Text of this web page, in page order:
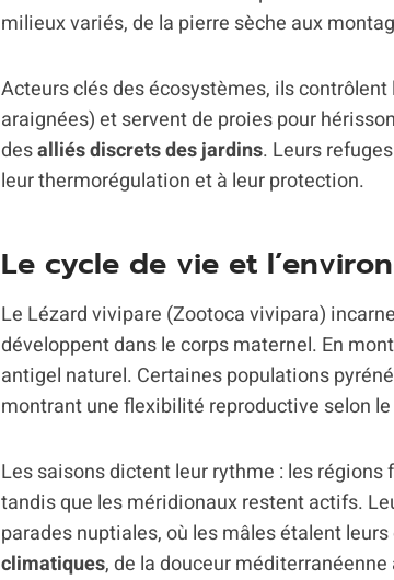
milieux variés, de la pierre sèche aux
Acteurs clés des écosystèmes, ils
araignées) et servent de proies pour
desalliés discrets des jardins. Leurs
leur thermorégulation et à leur protection.
Le cycle de vie et
Le Lézard vivipare (Zootoca vivipara) incarne
développent dans le corps maternel. En
antigel naturel. Certaines populations
montrant une flexibilité reproductive selon
Les saisons dictent leur rythme : les
tandis que les méridionaux restent actifs.
parades nuptiales, où les mâles étalent
climatiques, de la douceur